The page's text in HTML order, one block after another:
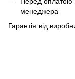
менеджера
Гарантія від